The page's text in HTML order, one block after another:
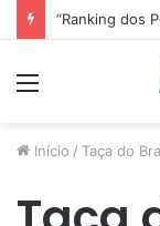
Início / Taça do